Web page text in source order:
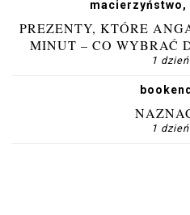
macierzyństwo,
PREZENTY, KTÓRE
MINUT – CO WYBRAĆ
1
1